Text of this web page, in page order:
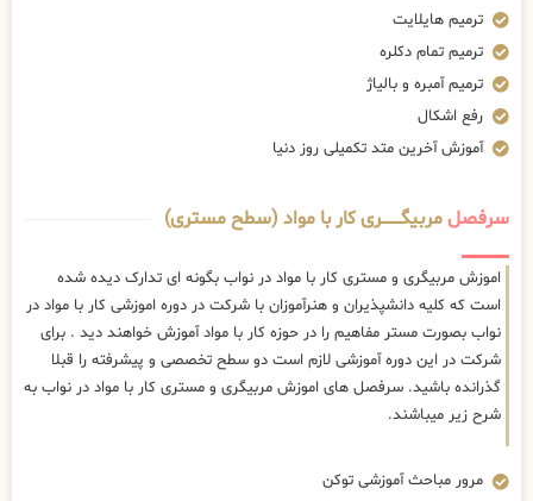
ترمیم هایلایت
ترمیم تمام دکلره
ترمیم آمبره و بالیاژ
رفع اشکال
آموزش آخرین متد تکمیلی روز دنیا
سرفصلمربیگــــــــری کار با مواد (سطح مستری)
اموزش مربیگری و مستری کار با مواد در نواب بگونه ای تدارک دیده شده
است که کلیه دانشپذیران و هنرآموزان با شرکت در دوره اموزشی کار با مواد در
نواب بصورت مستر مفاهیم را در حوزه کار با مواد آموزش خواهند دید . برای
شرکت در این دوره آموزشی لازم است دو سطح تخصصی و پیشرفته را قبلا
گذرانده باشید. سرفصل های اموزش مربیگری و مستری کار با مواد در نواب به
شرح زیر میباشند.
مرور مباحث آموزشی توکن